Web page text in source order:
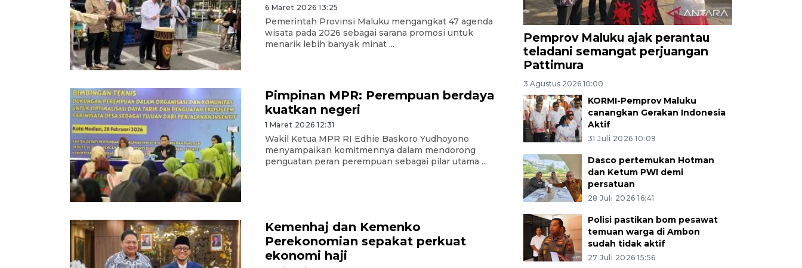
6 Maret 2026 13:25
Pemerintah Provinsi Maluku mengangkat 47 agenda
wisata pada 2026 sebagai sarana promosi untuk
menarik lebih banyak minat ...
Pimpinan MPR: Perempuan berdaya
kuatkan negeri
1 Maret 2026 12:31
Wakil Ketua MPR RI Edhie Baskoro Yudhoyono
menyampaikan komitmennya dalam mendorong
penguatan peran perempuan sebagai pilar utama ...
Kemenhaj dan Kemenko
Perekonomian sepakat perkuat
ekonomi haji
Pemprov Maluku ajak perantau
teladani semangat perjuangan
Pattimura
3 Agustus 2026 10:00
KORMI-Pemprov Maluku
canangkan Gerakan Indonesia
Aktif
31 Juli 2026 10:09
Dasco pertemukan Hotman
dan Ketum PWI demi
persatuan
28 Juli 2026 16:41
Polisi pastikan bom pesawat
temuan warga di Ambon
sudah tidak aktif
27 Juli 2026 15:56